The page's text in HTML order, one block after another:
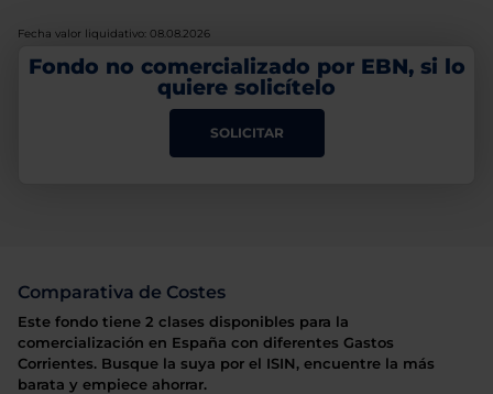
Fecha valor liquidativo: 08.08.2026
Fondo no comercializado por EBN, si lo
quiere solicítelo
SOLICITAR
Comparativa de Costes
Este fondo tiene 2 clases disponibles para la
comercialización en España con diferentes Gastos
Corrientes. Busque la suya por el ISIN, encuentre la más
barata y empiece ahorrar.